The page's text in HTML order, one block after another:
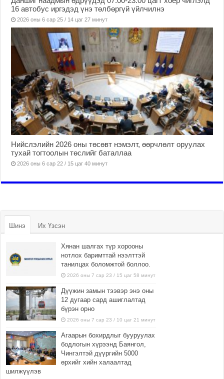
16 автобус иргэдэд үнэ төлбөргүй үйлчилнэ
2026 оны 6 сар 25 / 14 цаг 27 минут
Нийслэлийн 2026 оны төсөвт нэмэлт, өөрчлөлт оруулах
тухай тогтоолын төслийг баталлаа
2026 оны 6 сар 22 / 15 цаг 40 минут
Шинэ Их Үзсэн
Хянан шалгах түр хорооны
нотлох баримттай нээлттэй
танилцах боломжтой боллоо.
2026 оны 7 сар 23 / 15 цаг 58 минут
Дүүжин замын тээвэр энэ оны
12 дугаар сард ашиглалтад
бүрэн орно
2026 оны 7 сар 23 / 10 цаг 21 минут
Агаарын бохирдлыг бууруулах
бодлогын хүрээнд Баянгол,
Чингэлтэй дүүргийн 5000
өрхийг хийн халаалтад
шилжүүлэв